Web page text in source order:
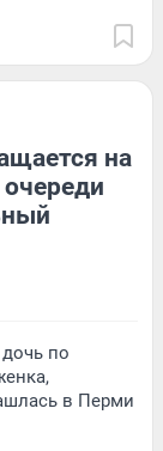
на
по
в Перми